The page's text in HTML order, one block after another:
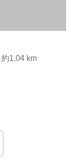
約1.04 km